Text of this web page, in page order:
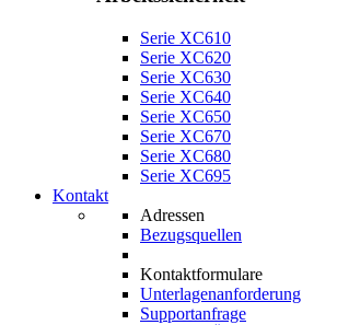
Serie XC610
Serie XC620
Serie XC630
Serie XC640
Serie XC650
Serie XC670
Serie XC680
Serie XC695
Kontakt
Adressen
Bezugsquellen
Kontaktformulare
Unterlagenanforderung
Supportanfrage